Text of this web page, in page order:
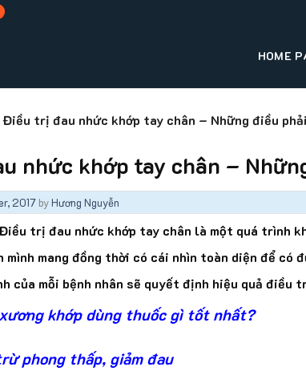
HOME
Điều trị đau nhức khớp tay chân – Những điều
nhức khớp tay chân –
2017 byHương Nguyễn
trị đau nhức khớp tay chân là một quá trình
mình mang đồng thời có cái nhìn toàn diện để có
của mỗi bệnh nhân sẽ quyết định hiệu quả điều
khớp dùng thuốc gì tốt nhất?
phong thấp, giảm đau